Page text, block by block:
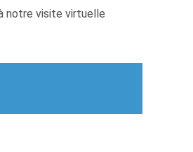
notre visite virtuelle